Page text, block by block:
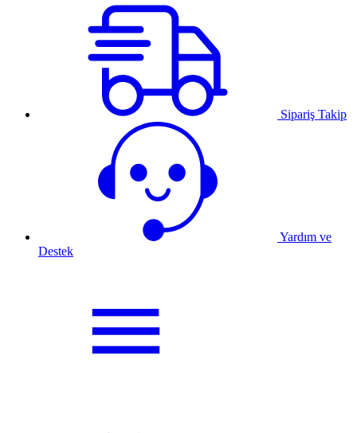
Sipariş Takip
Yardım ve
Destek